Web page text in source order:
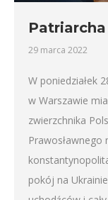
29 marca 2022
W poniedziałek
w Warszawie
zwierzchnika
pokój na